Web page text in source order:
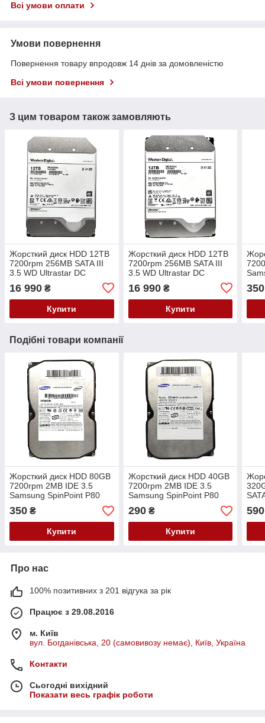
Всі умови оплати
Умови повернення
Повернення товару впродовж 14 днів за домовленістю
Всі умови повернення
З цим товаром також замовляють
Жорсткий диск HDD 12TB
7200rpm 256MB SATA III
3.5 WD Ultrastar DC
HUH721212ALE604
0F30146 PVD6E
16 990 ₴
Купити
Жорсткий диск HDD 12TB
7200rpm 256MB SATA III
3.5 WD Ultrastar DC
HUH721212ALE604
0F30146 EGHKF
16 990₴
Купити
350
Подібні товари компанії
Жорсткий диск HDD 80GB
7200rpm 2MB IDE 3.5
Samsung SpinPoint P80
SP0802N 95967
350 ₴
Купити
Жорсткий диск HDD 40GB
7200rpm 2MB IDE 3.5
Samsung SpinPoint P80
SP0401N
290₴
Купити
590
Про нас
100% позитивних з 201 відгука за рік
Працює з 29.08.2016
м. Київ
вул. Богданівська, 20 (самовивозу немає), Київ, Україна
Контакти
Сьогодні вихідний
Показати весь графік роботи